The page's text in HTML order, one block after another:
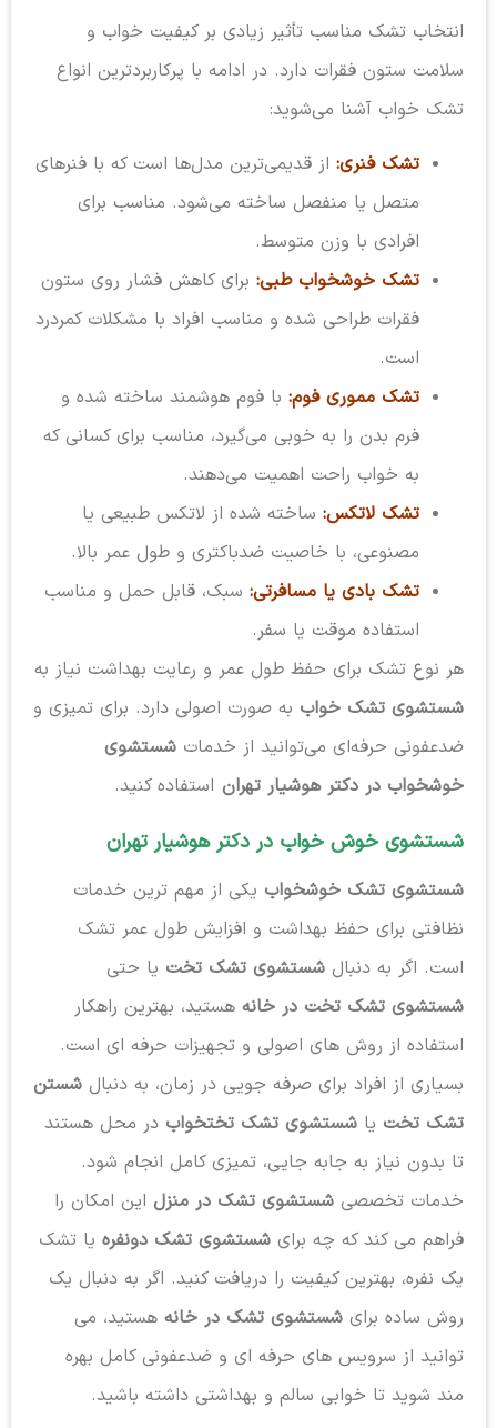
انتخاب تشک مناسب تأثیر زیادی بر کیفیت خواب و
سلامت ستون فقرات دارد. در ادامه با پرکاربردترین انواع
تشک خواب آشنا می‌شوید:
تشک فنری:از قدیمی‌ترین مدل‌ها است که با فنرهای
متصل یا منفصل ساخته می‌شود. مناسب برای
افرادی با وزن متوسط.
تشک خوشخواب طبی:برای کاهش فشار روی ستون
فقرات طراحی شده و مناسب افراد با مشکلات کمردرد
است.
تشک مموری فوم:با فوم هوشمند ساخته شده و
فرم بدن را به خوبی می‌گیرد، مناسب برای کسانی که
به خواب راحت اهمیت می‌دهند.
تشک لاتکس:ساخته شده از لاتکس طبیعی یا
مصنوعی، با خاصیت ضدباکتری و طول عمر بالا.
تشک بادی یا مسافرتی:سبک، قابل حمل و مناسب
استفاده موقت یا سفر.
هر نوع تشک برای حفظ طول عمر و رعایت بهداشت نیاز به
شستشوی تشک خواببه صورت اصولی دارد. برای تمیزی و
ضدعفونی حرفه‌ای می‌توانید از خدمات شستشوی
خوشخواب در دکتر هوشیار تهران استفاده کنید.
شستشوی خوش خواب در دکتر هوشیار تهران
شستشوی تشک خوشخوابیکی از مهم ترین خدمات
نظافتی برای حفظ بهداشت و افزایش طول عمر تشک
است. اگر به دنبال شستشوی تشک تختیا حتی
شستشوی تشک تخت در خانههستید، بهترین راهکار
استفاده از روش های اصولی و تجهیزات حرفه ای است.
بسیاری از افراد برای صرفه جویی در زمان، به دنبال شستن
تشک تختیا شستشوی تشک تختخوابدر محل هستند
تا بدون نیاز به جابه جایی، تمیزی کامل انجام شود.
خدمات تخصصی شستشوی تشک در منزلاین امکان را
فراهم می کند که چه برای شستشوی تشک دونفرهیا تشک
یک نفره، بهترین کیفیت را دریافت کنید. اگر به دنبال یک
روش ساده برای شستشوی تشک در خانههستید، می
توانید از سرویس های حرفه ای و ضدعفونی کامل بهره
مند شوید تا خوابی سالم و بهداشتی داشته باشید.